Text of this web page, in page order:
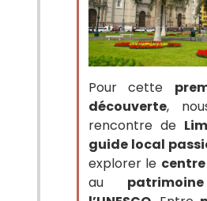
Pour cette
découverte,
rencontre de
guide local
explorer le
au